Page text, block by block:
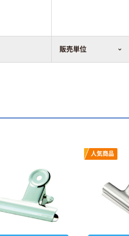
販売単位
人気商品